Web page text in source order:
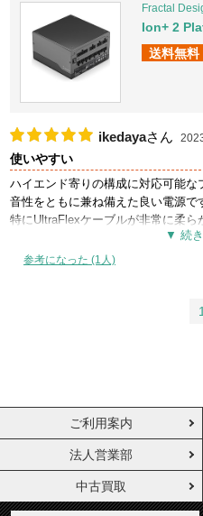
Fractal
Ion+ 2
送料無料
ikedayaさん
使いやすい
ハイエンド寄りの構成に対応可能
音性をともに兼ね備えた良い電源で
特にUltraFlexケーブルが非常に柔
参考になった (1人)
1
ご利用案内
法人営業部
中古買取